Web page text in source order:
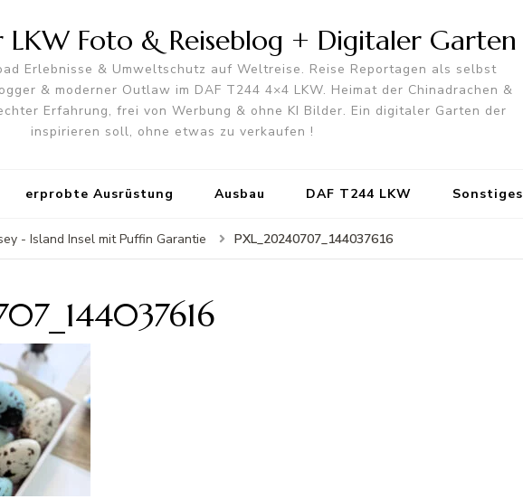
Foto & Reiseblog + Digitaler Garten
Erlebnisse & Umweltschutz auf Weltreise. Reise Reportagen als selbst
& moderner Outlaw im DAF T244 4×4 LKW. Heimat der Chinadrachen &
Erfahrung, frei von Werbung & ohne KI Bilder. Ein digitaler Garten der
inspirieren soll, ohne etwas zu verkaufen !
erprobte Ausrüstung Ausbau DAF T244 LKW Sonstiges
- Island Insel mit Puffin Garantie PXL_20240707_144037616